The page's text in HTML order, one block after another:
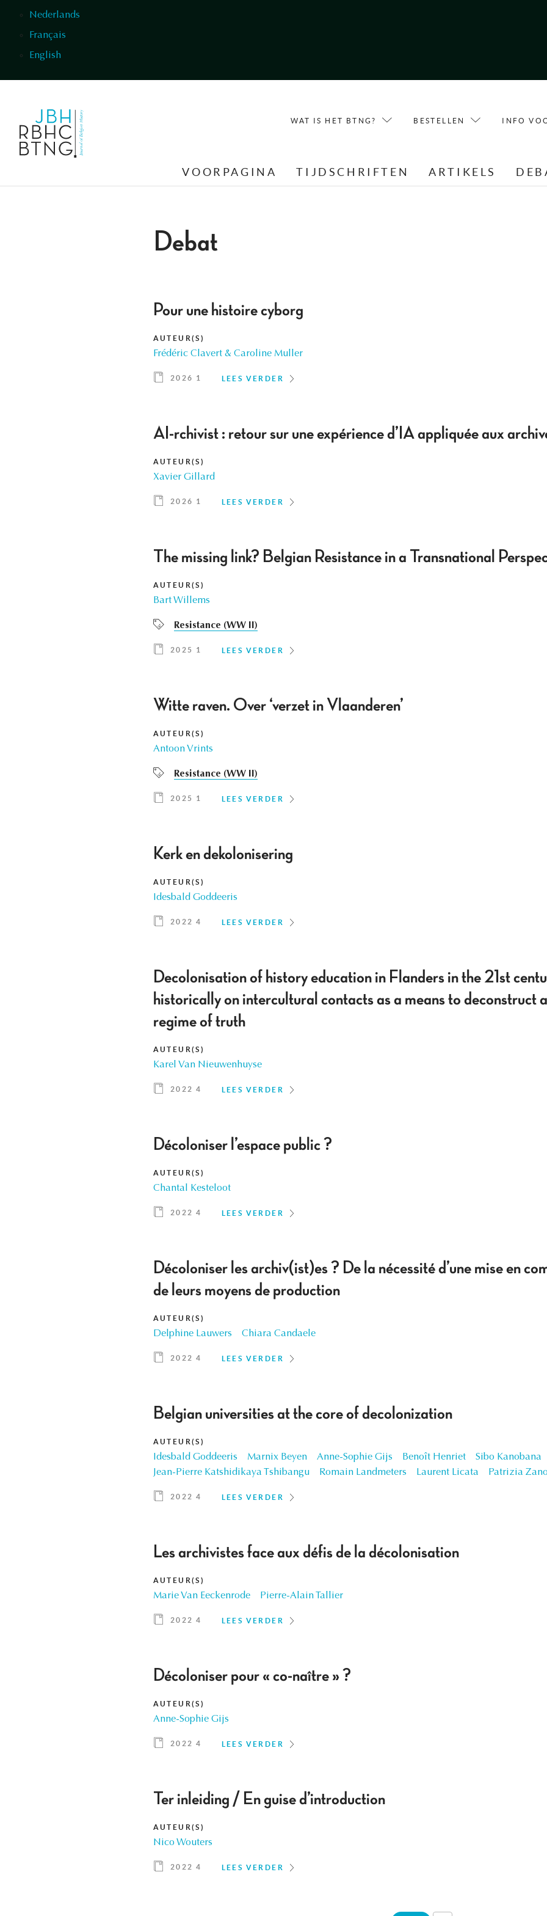
Nederlands
Français
English
WAT IS HET BTNG? BESTELLEN INFO
VOORPAGINA TIJDSCHRIFTEN ARTIKELS
Debat
Pour une histoire cyborg
AUTEUR(S)
Frédéric Clavert & Caroline Muller
2026 1 LEES VERDER
AI-rchivist : retour sur une expérience d’IA appliquée aux
AUTEUR(S)
Xavier Gillard
2026 1 LEES VERDER
The missing link? Belgian Resistance in a Transnational
AUTEUR(S)
Bart Willems
Resistance (WW II)
2025 1 LEES VERDER
Witte raven. Over ‘verzet in Vlaanderen’
AUTEUR(S)
Antoon Vrints
Resistance (WW II)
2025 1 LEES VERDER
Kerk en dekolonisering
AUTEUR(S)
Idesbald Goddeeris
2022 4 LEES VERDER
Decolonisation of history education in Flanders in the 21st
historically on intercultural contacts as a means to deconstruct
regime of truth
AUTEUR(S)
Karel Van Nieuwenhuyse
2022 4 LEES VERDER
Décoloniser l’espace public ?
AUTEUR(S)
Chantal Kesteloot
2022 4 LEES VERDER
Décoloniser les archiv(ist)es ? De la nécessité d’une mise en
de leurs moyens de production
AUTEUR(S)
Delphine Lauwers Chiara Candaele
2022 4 LEES VERDER
Belgian universities at the core of decolonization
AUTEUR(S)
Idesbald Goddeeris Marnix Beyen Anne-Sophie Gijs Benoît Henriet
Sibo Kanobana
Jean-Pierre Katshidikaya Tshibangu
Romain Landmeters Laurent Licata Patrizia
2022 4 LEES VERDER
Les archivistes face aux défis de la décolonisation
AUTEUR(S)
Marie Van Eeckenrode Pierre-Alain Tallier
2022 4 LEES VERDER
Décoloniser pour « co-naître » ?
AUTEUR(S)
Anne-Sophie Gijs
2022 4 LEES VERDER
Ter inleiding / En guise d’introduction
AUTEUR(S)
Nico Wouters
2022 4 LEES VERDER